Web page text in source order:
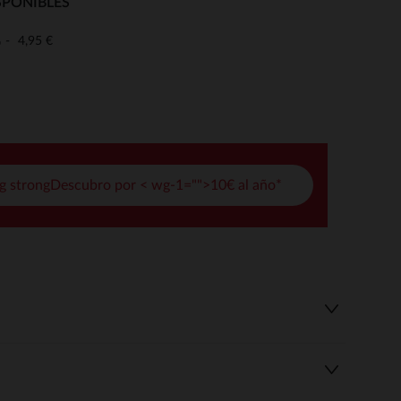
de privacidad, garantizando el cumplimiento de las
4,95 €
strongDescubro por < wg-1="">10€ al año*